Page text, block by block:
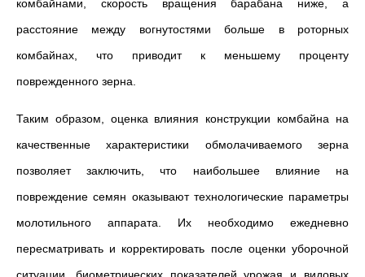
комбайнами, скорость вращения барабана ниже, а
расстояние между вогнутостями больше в роторных
комбайнах, что приводит к меньшему проценту
поврежденного зерна.
Таким образом, оценка влияния конструкции комбайна на
качественные характеристики обмолачиваемого зерна
позволяет заключить, что наибольшее влияние на
повреждение семян оказывают технологические параметры
молотильного аппарата. Их необходимо ежедневно
пересматривать и корректировать после оценки уборочной